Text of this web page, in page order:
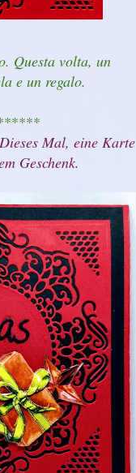
Questa volta, un
e un regalo.
Mal, eine Karte
Geschenk.